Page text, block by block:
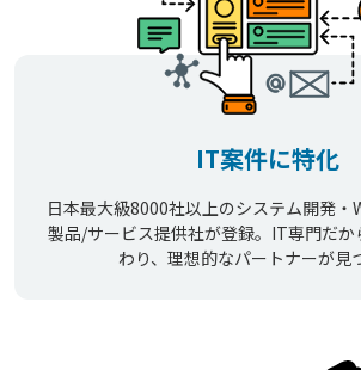
IT案件に特化
日本最大級8000社以上のシステム開発・
製品/サービス提供社が登録。IT専門だか
わり、理想的なパートナーが見